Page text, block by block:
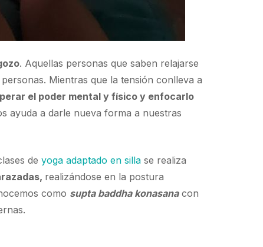
. Aquellas personas que saben relajarse
Mientras que la tensión conlleva a
el poder mental y físico y enfocarlo
ayuda a darle nueva forma a nuestras
de yoga adaptado en silla se realiza
realizándose en la postura
como supta baddha konasanacon